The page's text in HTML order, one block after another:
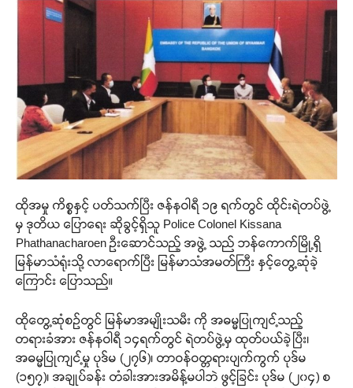
ထိုအမှု ကိစ္စနှင့် ပတ်သက်ပြီး ဇန်နဝါရီ ၁၉ ရက်တွင် ထိုင်းရဲတပ်ဖွဲ့
မှ ဒုတိယ ပြောရေး ဆိုခွင့်ရှိသူ Police Colonel Kissana
Phathanacharoen ဦးဆောင်သည့် အဖွဲ့ သည် ဘန်ကောက်မြို့ရှိ
မြန်မာသံရုံးသို့ လာရောက်ပြီး မြန်မာသံအမတ်ကြီး နှင့်တွေ့ဆုံခဲ့
ကြောင်း ပြောသည်။
ထိုတွေ့ဆုံစဉ်တွင် မြန်မာအမျိုးသမီး ကို အဓမ္မပြုကျင့်သည့်
တရားခံအား ဇန်နဝါရီ ၁၄ရက်တွင် ရဲတပ်ဖွဲ့မှ ထုတ်ပယ်ခဲ့ပြီး၊
အဓမ္မပြုကျင့်မှု ပုဒ်မ (၂၇၆)၊ တာဝန်ဝတ္တရားပျက်ကွက် ပုဒ်မ
(၁၅၇)၊ အချုပ်ခန်း တံခါးအားအမိန့်မပါဘဲ ဖွင့်ခြင်း ပုဒ်မ (၂၀၄) စ